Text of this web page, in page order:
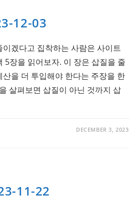
12-03
겠다고 집착하는 사람은 사이트
5장을 읽어보자. 이 장은 삽질을 줄
을 더 투입해야 한다는 주장을 한
살펴보면 삽질이 아닌 것까지 삽
DECEMBER 3, 2023
11-22